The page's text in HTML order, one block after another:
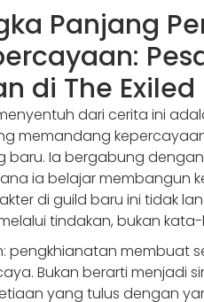
Panjang
di The Exiled
dari cerita ini
memandang
Ia bergabung dengan
ia belajar membangun
di guild baru ini tidak
tindakan, bukan
pengkhianatan membuat
Bukan berarti menjadi
yang tulus dengan